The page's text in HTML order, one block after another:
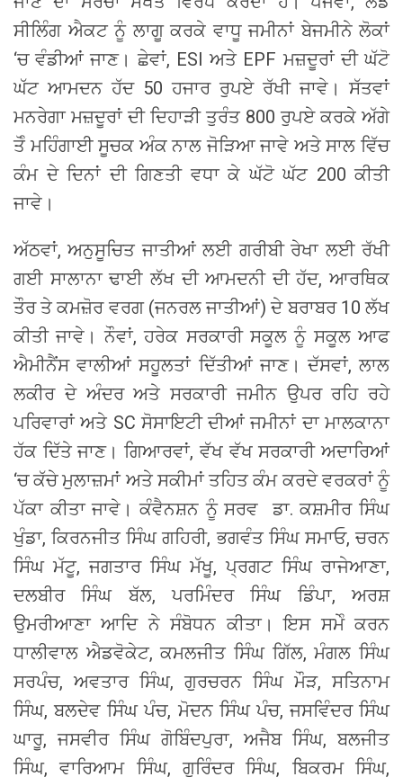
ਸੀਲਿੰਗ ਐਕਟ ਨੂੰ ਲਾਗੂ ਕਰਕੇ ਵਾਧੂ ਜਮੀਨਾਂ ਬੇਜਮੀਨੇ ਲੋਕਾਂ
‘ਚ ਵੰਡੀਆਂ ਜਾਣ। ਛੇਵਾਂ, ESI ਅਤੇ EPF ਮਜ਼ਦੂਰਾਂ ਦੀ ਘੱਟੋ
ਘੱਟ ਆਮਦਨ ਹੱਦ 50 ਹਜਾਰ ਰੁਪਏ ਰੱਖੀ ਜਾਵੇ। ਸੱਤਵਾਂ
ਮਨਰੇਗਾ ਮਜ਼ਦੂਰਾਂ ਦੀ ਦਿਹਾੜੀ ਤੁਰੰਤ 800 ਰੁਪਏ ਕਰਕੇ ਅੱਗੇ
ਤੋੰ ਮਹਿੰਗਾਈ ਸੂਚਕ ਅੰਕ ਨਾਲ ਜੋੜਿਆ ਜਾਵੇ ਅਤੇ ਸਾਲ ਵਿੱਚ
ਕੰਮ ਦੇ ਦਿਨਾਂ ਦੀ ਗਿਣਤੀ ਵਧਾ ਕੇ ਘੱਟੋ ਘੱਟ 200 ਕੀਤੀ
ਜਾਵੇ।
ਅੱਠਵਾਂ, ਅਨੁਸੂਚਿਤ ਜਾਤੀਆਂ ਲਈ ਗਰੀਬੀ ਰੇਖਾ ਲਈ ਰੱਖੀ
ਗਈ ਸਾਲਾਨਾ ਢਾਈ ਲੱਖ ਦੀ ਆਮਦਨੀ ਦੀ ਹੱਦ, ਆਰਥਿਕ
ਤੌਰ ਤੇ ਕਮਜ਼ੋਰ ਵਰਗ (ਜਨਰਲ ਜਾਤੀਆਂ) ਦੇ ਬਰਾਬਰ 10 ਲੱਖ
ਕੀਤੀ ਜਾਵੇ। ਨੌਵਾਂ, ਹਰੇਕ ਸਰਕਾਰੀ ਸਕੂਲ ਨੂੰ ਸਕੂਲ ਆਫ
ਐਮੀਨੈਂਸ ਵਾਲੀਆਂ ਸਹੂਲਤਾਂ ਦਿੱਤੀਆਂ ਜਾਣ। ਦੱਸਵਾਂ, ਲਾਲ
ਲਕੀਰ ਦੇ ਅੰਦਰ ਅਤੇ ਸਰਕਾਰੀ ਜਮੀਨ ਉਪਰ ਰਹਿ ਰਹੇ
ਪਰਿਵਾਰਾਂ ਅਤੇ SC ਸੋਸਾਇਟੀ ਦੀਆਂ ਜਮੀਨਾਂ ਦਾ ਮਾਲਕਾਨਾ
ਹੱਕ ਦਿੱਤੇ ਜਾਣ। ਗਿਆਰਵਾਂ, ਵੱਖ ਵੱਖ ਸਰਕਾਰੀ ਅਦਾਰਿਆਂ
‘ਚ ਕੱਚੇ ਮੁਲਾਜ਼ਮਾਂ ਅਤੇ ਸਕੀਮਾਂ ਤਹਿਤ ਕੰਮ ਕਰਦੇ ਵਰਕਰਾਂ ਨੂੰ
ਪੱਕਾ ਕੀਤਾ ਜਾਵੇ। ਕੰਵੈਨਸ਼ਨ ਨੂੰ ਸਰਵ ਡਾ. ਕਸ਼ਮੀਰ ਸਿੰਘ
ਖੁੰਡਾ, ਕਿਰਨਜੀਤ ਸਿੰਘ ਗਹਿਰੀ, ਭਗਵੰਤ ਸਿੰਘ ਸਮਾਓ, ਚਰਨ
ਸਿੰਘ ਮੱਟੂ, ਜਗਤਾਰ ਸਿੰਘ ਮੱਖੂ, ਪ੍ਰਗਟ ਸਿੰਘ ਰਾਜੇਆਣਾ,
ਦਲਬੀਰ ਸਿੰਘ ਬੱਲ, ਪਰਮਿੰਦਰ ਸਿੰਘ ਡਿੰਪਾ, ਅਰਸ਼
ਉਮਰੀਆਣਾ ਆਦਿ ਨੇ ਸੰਬੋਧਨ ਕੀਤਾ। ਇਸ ਸਮੇੰ ਕਰਨ
ਧਾਲੀਵਾਲ ਐਡਵੋਕੇਟ, ਕਮਲਜੀਤ ਸਿੰਘ ਗਿੱਲ, ਮੰਗਲ ਸਿੰਘ
ਸਰਪੰਚ, ਅਵਤਾਰ ਸਿੰਘ, ਗੁਰਚਰਨ ਸਿੰਘ ਮੌੜ, ਸਤਿਨਾਮ
ਸਿੰਘ, ਬਲਦੇਵ ਸਿੰਘ ਪੰਚ, ਮੋਦਨ ਸਿੰਘ ਪੰਚ, ਜਸਵਿੰਦਰ ਸਿੰਘ
ਘਾਰੂ, ਜਸਵੀਰ ਸਿੰਘ ਗੋਬਿੰਦਪੁਰਾ, ਅਜੈਬ ਸਿੰਘ, ਬਲਜੀਤ
ਸਿੰਘ, ਵਾਰਿਆਮ ਸਿੰਘ, ਗੁਰਿੰਦਰ ਸਿੰਘ, ਬਿਕਰਮ ਸਿੰਘ,